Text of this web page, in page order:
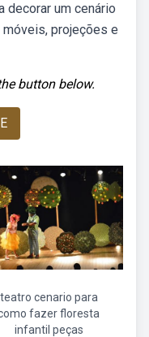
decorar um cenário
móveis, projeções e
button below.
teatro cenario para
fazer floresta
infantil peças